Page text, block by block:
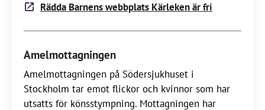
Rädda Barnens webbplats Kärleken är fri
Amelmottagningen
Amelmottagningen på Södersjukhuset i
Stockholm tar emot flickor och kvinnor som har
utsatts för könsstympning. Mottagningen har